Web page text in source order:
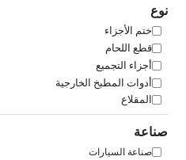
نوع
ختم الأجزاء
قطع اللحام
أجزاء التجميع
أدوات المطبخ الخارجية
المقلاع
صناعة
صناعة السيارات